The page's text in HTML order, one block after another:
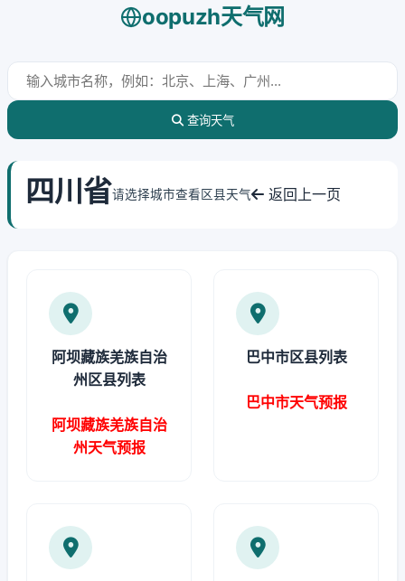
oopuzh天气网
查询天气
四川省请选择城市查看区县天气 返回上一页
阿坝藏族羌族自治
州区县列表
阿坝藏族羌族自治
州天气预报
巴中市区县列表
巴中市天气预报